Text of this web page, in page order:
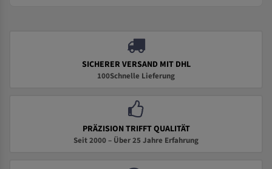
SICHERER VERSAND MIT DHL
100Schnelle Lieferung
PRÄZISION TRIFFT QUALITÄT
Seit 2000 – Über 25 Jahre Erfahrung